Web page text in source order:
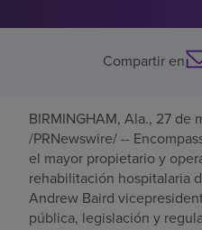
Pagar mi factura
Compartir en
BIRMINGHAM, Ala., 27 de
/PRNewswire/ --
el mayor propietario y
rehabilitación hospitalaria
Andrew Baird
pública, legislación y